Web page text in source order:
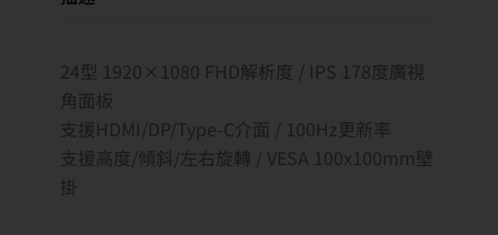
24型 1920×1080 FHD解析度 / IPS 178度廣視
角面板
支援HDMI/DP/Type-C介面 / 100Hz更新率
支援高度/傾斜/左右旋轉 / VESA 100x100mm壁
掛